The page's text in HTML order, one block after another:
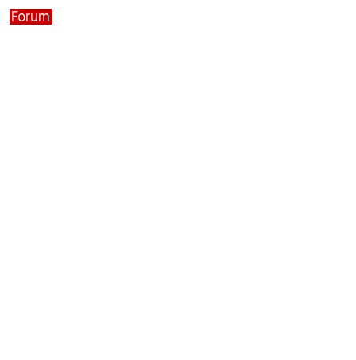
Forum